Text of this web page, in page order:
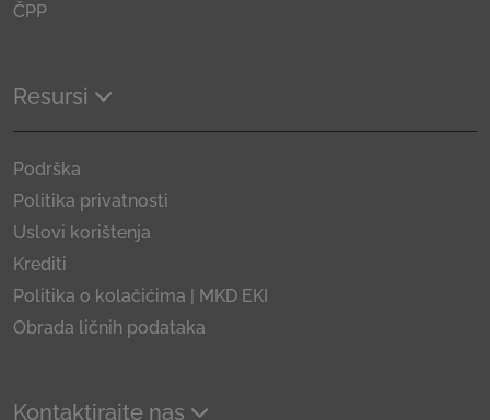
ČPP
Resursi
Podrška
Politika privatnosti
Uslovi korištenja
Krediti
Politika o kolačićima | MKD EKI
Obrada ličnih podataka
Kontaktirajte nas